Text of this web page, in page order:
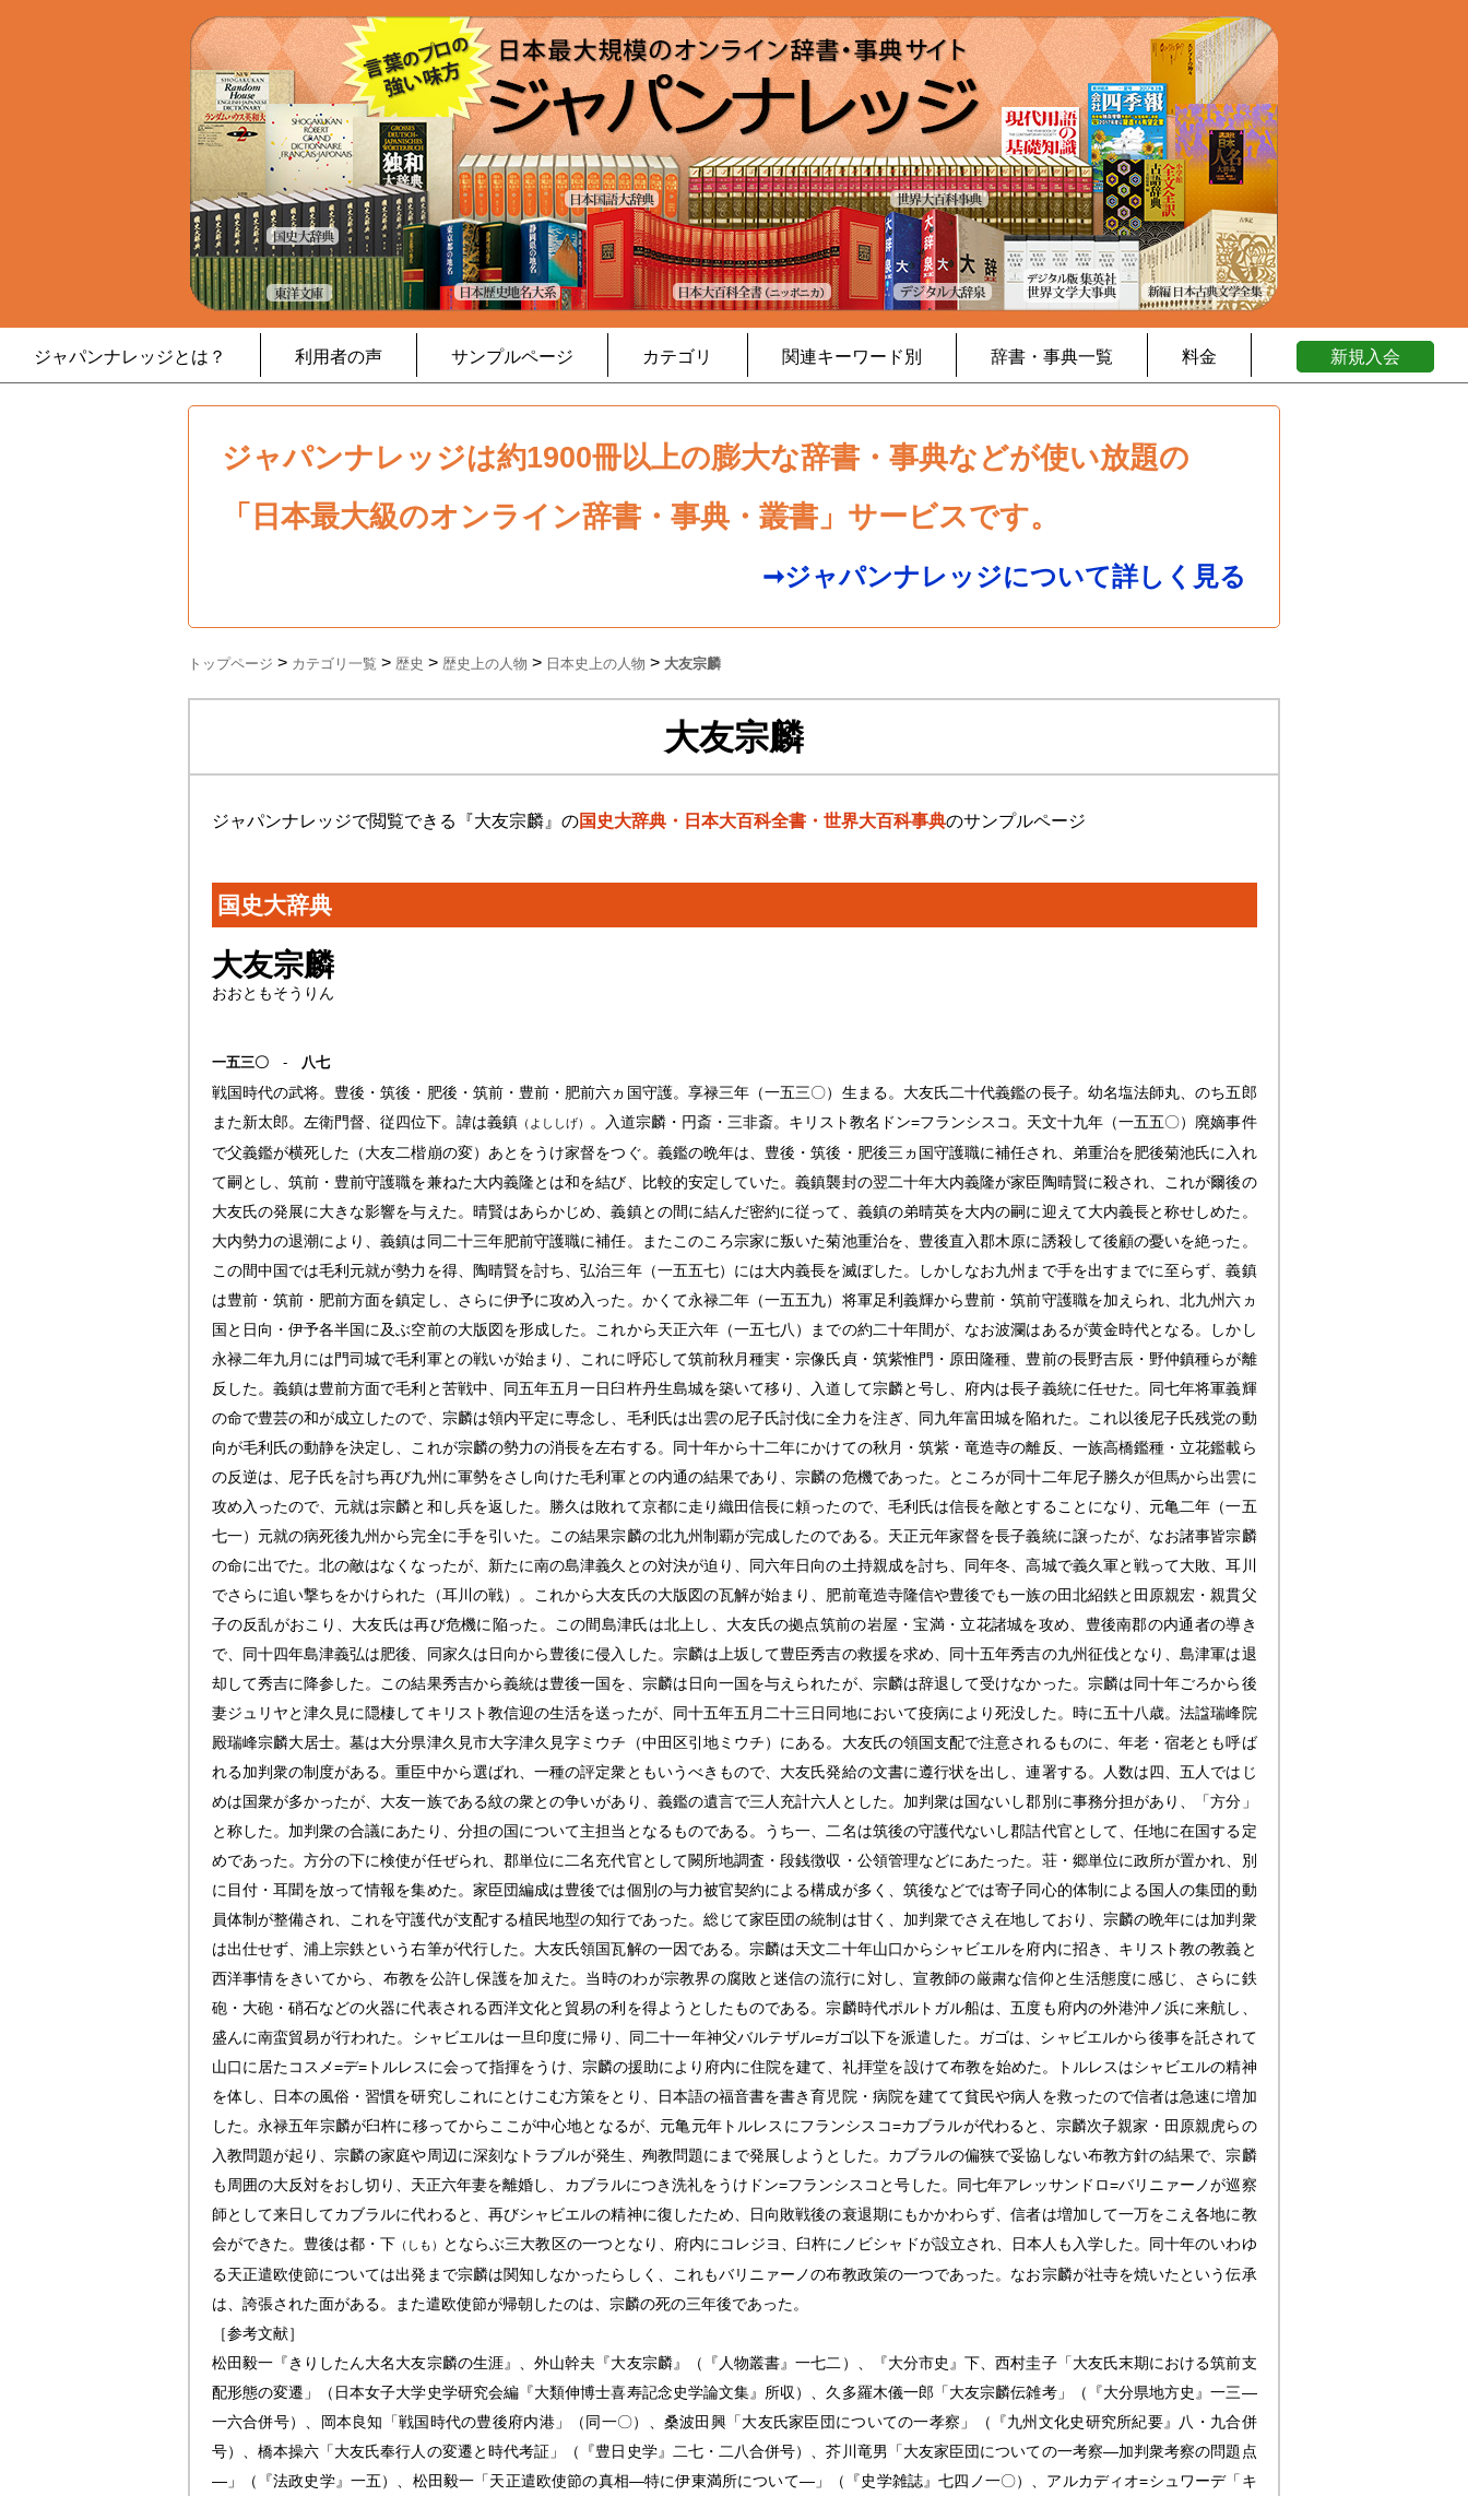
ジャパンナレッジとは？ 利用者の声 サンプルページ カテゴリ 関連キーワード別 辞書・事典一覧 料金 新規入会
ジャパンナレッジは約1900冊以上の膨大な辞書・事典などが使い放題の
「日本最大級のオンライン辞書・事典・叢書」サービスです。
➞ジャパンナレッジについて詳しく見る
トップページ > カテゴリ一覧 > 歴史 > 歴史上の人物 > 日本史上の人物 > 大友宗麟
大友宗麟
ジャパンナレッジで閲覧できる『大友宗麟』の国史大辞典・日本大百科全書・世界大百科事典のサンプルページ
国史大辞典
大友宗麟
おおともそうりん
一五三〇- 八七
戦国時代の武将。豊後・筑後・肥後・筑前・豊前・肥前六ヵ国守護。享禄三年（一五三〇）生まる。大友氏二十代義鑑の長子。幼名塩法師丸、のち五郎
また新太郎。左衛門督、従四位下。諱は義鎮（よししげ）
。入道宗麟・円斎・三非斎。キリスト教名ドン=フランシスコ。天文十九年（一五五〇）廃嫡事件
で父義鑑が横死した（大友二楷崩の変）あとをうけ家督をつぐ。義鑑の晩年は、豊後・筑後・肥後三ヵ国守護職に補任され、弟重治を肥後菊池氏に入れ
て嗣とし、筑前・豊前守護職を兼ねた大内義隆とは和を結び、比較的安定していた。義鎮襲封の翌二十年大内義隆が家臣陶晴賢に殺され、これが爾後の
大友氏の発展に大きな影響を与えた。晴賢はあらかじめ、義鎮との間に結んだ密約に従って、義鎮の弟晴英を大内の嗣に迎えて大内義長と称せしめた。
大内勢力の退潮により、義鎮は同二十三年肥前守護職に補任。またこのころ宗家に叛いた菊池重治を、豊後直入郡木原に誘殺して後顧の憂いを絶った。
この間中国では毛利元就が勢力を得、陶晴賢を討ち、弘治三年（一五五七）には大内義長を滅ぼした。しかしなお九州まで手を出すまでに至らず、義鎮
は豊前・筑前・肥前方面を鎮定し、さらに伊予に攻め入った。かくて永禄二年（一五五九）将軍足利義輝から豊前・筑前守護職を加えられ、北九州六ヵ
国と日向・伊予各半国に及ぶ空前の大版図を形成した。これから天正六年（一五七八）までの約二十年間が、なお波瀾はあるが黄金時代となる。しかし
永禄二年九月には門司城で毛利軍との戦いが始まり、これに呼応して筑前秋月種実・宗像氏貞・筑紫惟門・原田隆種、豊前の長野吉辰・野仲鎮種らが離
反した。義鎮は豊前方面で毛利と苦戦中、同五年五月一日臼杵丹生島城を築いて移り、入道して宗麟と号し、府内は長子義統に任せた。同七年将軍義輝
の命で豊芸の和が成立したので、宗麟は領内平定に専念し、毛利氏は出雲の尼子氏討伐に全力を注ぎ、同九年富田城を陥れた。これ以後尼子氏残党の動
向が毛利氏の動静を決定し、これが宗麟の勢力の消長を左右する。同十年から十二年にかけての秋月・筑紫・竜造寺の離反、一族高橋鑑種・立花鑑載ら
の反逆は、尼子氏を討ち再び九州に軍勢をさし向けた毛利軍との内通の結果であり、宗麟の危機であった。ところが同十二年尼子勝久が但馬から出雲に
攻め入ったので、元就は宗麟と和し兵を返した。勝久は敗れて京都に走り織田信長に頼ったので、毛利氏は信長を敵とすることになり、元亀二年（一五
七一）元就の病死後九州から完全に手を引いた。この結果宗麟の北九州制覇が完成したのである。天正元年家督を長子義統に譲ったが、なお諸事皆宗麟
の命に出でた。北の敵はなくなったが、新たに南の島津義久との対決が迫り、同六年日向の土持親成を討ち、同年冬、高城で義久軍と戦って大敗、耳川
でさらに追い撃ちをかけられた（耳川の戦）。これから大友氏の大版図の瓦解が始まり、肥前竜造寺隆信や豊後でも一族の田北紹鉄と田原親宏・親貫父
子の反乱がおこり、大友氏は再び危機に陥った。この間島津氏は北上し、大友氏の拠点筑前の岩屋・宝満・立花諸城を攻め、豊後南郡の内通者の導き
で、同十四年島津義弘は肥後、同家久は日向から豊後に侵入した。宗麟は上坂して豊臣秀吉の救援を求め、同十五年秀吉の九州征伐となり、島津軍は退
却して秀吉に降参した。この結果秀吉から義統は豊後一国を、宗麟は日向一国を与えられたが、宗麟は辞退して受けなかった。宗麟は同十年ごろから後
妻ジュリヤと津久見に隠棲してキリスト教信迎の生活を送ったが、同十五年五月二十三日同地において疫病により死没した。時に五十八歳。法諡瑞峰院
殿瑞峰宗麟大居士。墓は大分県津久見市大字津久見字ミウチ（中田区引地ミウチ）にある。大友氏の領国支配で注意されるものに、年老・宿老とも呼ば
れる加判衆の制度がある。重臣中から選ばれ、一種の評定衆ともいうべきもので、大友氏発給の文書に遵行状を出し、連署する。人数は四、五人ではじ
めは国衆が多かったが、大友一族である紋の衆との争いがあり、義鑑の遺言で三人充計六人とした。加判衆は国ないし郡別に事務分担があり、「方分」
と称した。加判衆の合議にあたり、分担の国について主担当となるものである。うち一、二名は筑後の守護代ないし郡詰代官として、任地に在国する定
めであった。方分の下に検使が任ぜられ、郡単位に二名充代官として闕所地調査・段銭徴収・公領管理などにあたった。荘・郷単位に政所が置かれ、別
に目付・耳聞を放って情報を集めた。家臣団編成は豊後では個別の与力被官契約による構成が多く、筑後などでは寄子同心的体制による国人の集団的動
員体制が整備され、これを守護代が支配する植民地型の知行であった。総じて家臣団の統制は甘く、加判衆でさえ在地しており、宗麟の晩年には加判衆
は出仕せず、浦上宗鉄という右筆が代行した。大友氏領国瓦解の一因である。宗麟は天文二十年山口からシャビエルを府内に招き、キリスト教の教義と
西洋事情をきいてから、布教を公許し保護を加えた。当時のわが宗教界の腐敗と迷信の流行に対し、宣教師の厳粛な信仰と生活態度に感じ、さらに鉄
砲・大砲・硝石などの火器に代表される西洋文化と貿易の利を得ようとしたものである。宗麟時代ポルトガル船は、五度も府内の外港沖ノ浜に来航し、
盛んに南蛮貿易が行われた。シャビエルは一旦印度に帰り、同二十一年神父バルテザル=ガゴ以下を派遣した。ガゴは、シャビエルから後事を託されて
山口に居たコスメ=デ=トルレスに会って指揮をうけ、宗麟の援助により府内に住院を建て、礼拝堂を設けて布教を始めた。トルレスはシャビエルの精神
を体し、日本の風俗・習慣を研究しこれにとけこむ方策をとり、日本語の福音書を書き育児院・病院を建てて貧民や病人を救ったので信者は急速に増加
した。永禄五年宗麟が臼杵に移ってからここが中心地となるが、元亀元年トルレスにフランシスコ=カブラルが代わると、宗麟次子親家・田原親虎らの
入教問題が起り、宗麟の家庭や周辺に深刻なトラブルが発生、殉教問題にまで発展しようとした。カブラルの偏狭で妥協しない布教方針の結果で、宗麟
も周囲の大反対をおし切り、天正六年妻を離婚し、カブラルにつき洗礼をうけドン=フランシスコと号した。同七年アレッサンドロ=バリニァーノが巡察
師として来日してカブラルに代わると、再びシャビエルの精神に復したため、日向敗戦後の衰退期にもかかわらず、信者は増加して一万をこえ各地に教
会ができた。豊後は都・下 （しも）
とならぶ三大教区の一つとなり、府内にコレジヨ、臼杵にノビシャドが設立され、日本人も入学した。同十年のいわゆ
る天正遣欧使節については出発まで宗麟は関知しなかったらしく、これもバリニァーノの布教政策の一つであった。なお宗麟が社寺を焼いたという伝承
は、誇張された面がある。また遣欧使節が帰朝したのは、宗麟の死の三年後であった。
［参考文献］
松田毅一『きりしたん大名大友宗麟の生涯』、外山幹夫『大友宗麟』（『人物叢書』一七二）、『大分市史』下、西村圭子「大友氏末期における筑前支
配形態の変遷」（日本女子大学史学研究会編『大類伸博士喜寿記念史学論文集』所収）、久多羅木儀一郎「大友宗麟伝雑考」（『大分県地方史』一三―
一六合併号）、岡本良知「戦国時代の豊後府内港」（同一〇）、桑波田興「大友氏家臣団についての一孝察」（『九州文化史研究所紀要』八・九合併
号）、橋本操六「大友氏奉行人の変遷と時代考証」（『豊日史学』二七・二八合併号）、芥川竜男「大友家臣団についての一考察―加判衆考察の問題点
―」（『法政史学』一五）、松田毅一「天正遣欧使節の真相―特に伊東満所について―」（『史学雑誌』七四ノ一〇）、アルカディオ=シュワーデ「キ